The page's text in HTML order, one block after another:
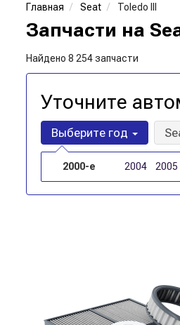
Главная Seat Toledo III
Запчасти на
Найдено 8 254 запчасти
Уточните
Выберите год
2000-е 2004 2005